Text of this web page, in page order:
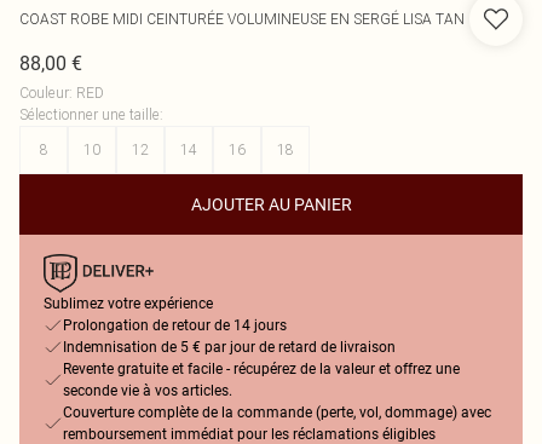
COAST ROBE MIDI CEINTURÉE VOLUMINEUSE EN SERGÉ LISA TAN
88,00 €
Couleur: RED
Sélectionner une taille:
8
10 12 14 16 18
AJOUTER AU PANIER
Sublimez votre expérience
Prolongation de retour de 14 jours
Indemnisation de 5 € par jour de retard de livraison
Revente gratuite et facile - récupérez de la valeur et offrez une
seconde vie à vos articles.
Couverture complète de la commande (perte, vol, dommage) avec
remboursement immédiat pour les réclamations éligibles